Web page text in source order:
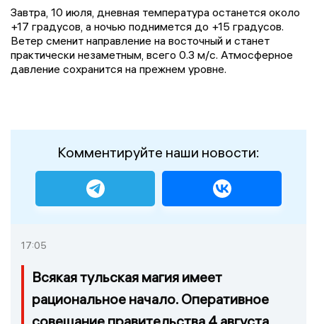
Завтра, 10 июля, дневная температура останется около
+17 градусов, а ночью поднимется до +15 градусов.
Ветер сменит направление на восточный и станет
практически незаметным, всего 0.3 м/с. Атмосферное
давление сохранится на прежнем уровне.
Комментируйте наши новости:
17:05
Всякая тульская магия имеет
рациональное начало. Оперативное